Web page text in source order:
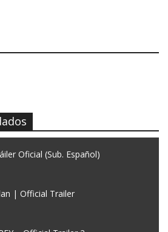
Oficial (Sub. Español)
| Official Trailer